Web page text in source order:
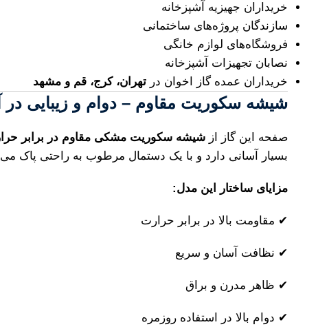
خریداران جهیزیه آشپزخانه
سازندگان پروژه‌های ساختمانی
فروشگاه‌های لوازم خانگی
نصابان تجهیزات آشپزخانه
خریداران عمده گاز اخوان در تهران، کرج، قم و مشهد
شیشه سکوریت مقاوم – دوام و زیبایی در
صفحه این گاز از شیشه سکوریت مشکی مقاوم در برابر
بسیار آسانی دارد و با یک دستمال مرطوب به راحتی پاک
مزایای ساختار این مدل:
✔ مقاومت بالا در برابر حرارت
✔ نظافت آسان و سریع
✔ ظاهر مدرن و براق
✔ دوام بالا در استفاده روزمره